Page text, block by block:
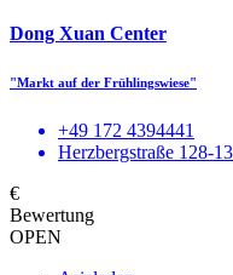
Dong Xuan Center
"Markt auf der Frühlingswiese"
+49 172 4394441
Herzbergstraße 128-
€
Bewertung
OPEN